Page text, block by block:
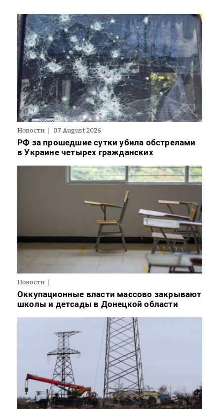
Новости 07 August 2026
РФ за прошедшие сутки убила обстрелами
в Украине четырех гражданских
Новости
Оккупационные власти массово закрывают
школы и детсады в Донецкой области